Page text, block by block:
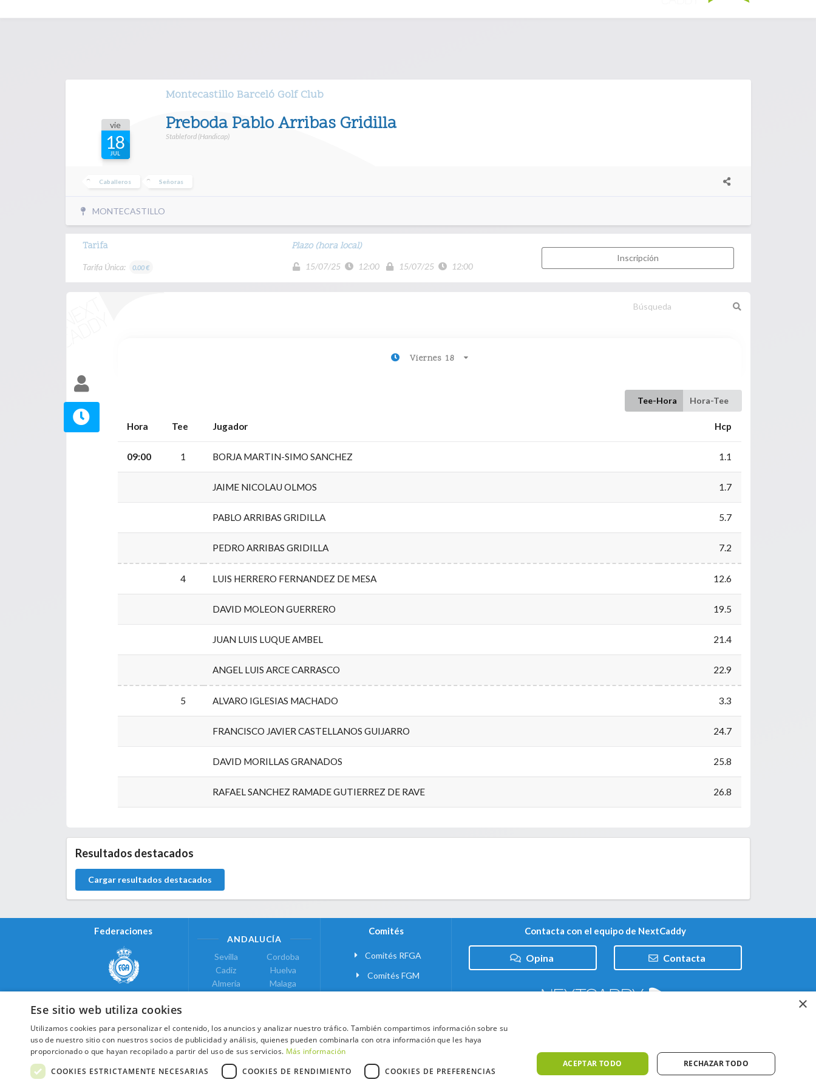
Montecastillo Barceló Golf Club
vie
18
JUL
Preboda Pablo Arribas Gridilla
Stableford (Handicap)
Caballeros Señoras
MONTECASTILLO
Tarifa
Tarifa Única: 0.00 €
Plazo (hora local)
15/07/25 12:00 15/07/25 12:00
Inscripción
Viernes 18
Tee-Hora Hora-Tee
Hora Tee Jugador Hcp
09:00 1 BORJA MARTIN-SIMO SANCHEZ 1.1
JAIME NICOLAU OLMOS 1.7
PABLO ARRIBAS GRIDILLA 5.7
PEDRO ARRIBAS GRIDILLA 7.2
4 LUIS HERRERO FERNANDEZ DE MESA 12.6
DAVID MOLEON GUERRERO 19.5
JUAN LUIS LUQUE AMBEL 21.4
ANGEL LUIS ARCE CARRASCO 22.9
5 ALVARO IGLESIAS MACHADO 3.3
FRANCISCO JAVIER CASTELLANOS GUIJARRO 24.7
DAVID MORILLAS GRANADOS 25.8
RAFAEL SANCHEZ RAMADE GUTIERREZ DE RAVE 26.8
Resultados destacados
Cargar resultados destacados
Federaciones
Real Federación Andaluza de
Golf
Federación de Golf de Madrid
ANDALUCÍA
Sevilla
Cadiz
Almeria
Cordoba
Huelva
Malaga
Valencia
COMUNIDAD DE MADRID
Madrid
Comités
Comités RFGA
Comités FGM
Contacta con el equipo de NextCaddy
Opina Contacta
×
Ese sitio web utiliza cookies
Utilizamos cookies para personalizar el contenido, los anuncios y analizar nuestro tráfico. También compartimos información sobre su
uso de nuestro sitio con nuestros socios de publicidad y análisis, quienes pueden combinarla con otra información que les haya
proporcionado o que hayan recopilado a partir del uso de sus servicios. Más información
COOKIES ESTRICTAMENTE NECESARIAS
COOKIES DE RENDIMIENTO COOKIES DE PREFERENCIAS
ACEPTAR TODO RECHAZAR TODO